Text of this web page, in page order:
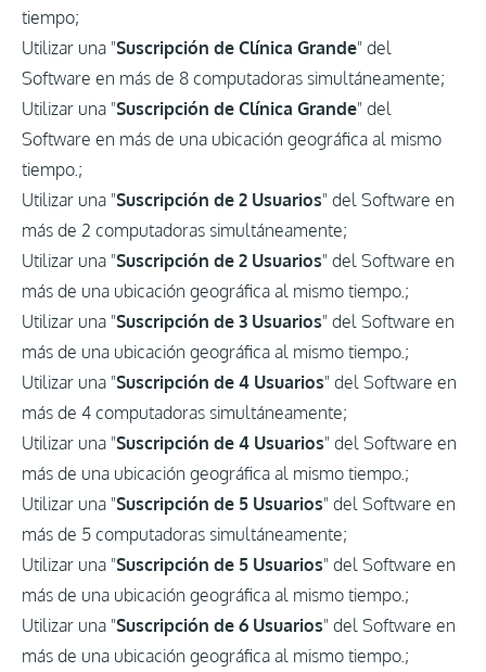
tiempo;
Utilizar una "Suscripción de Clínica Grande" del
Software en más de 8 computadoras simultáneamente;
Utilizar una "Suscripción de Clínica Grande" del
Software en más de una ubicación geográfica al mismo
tiempo.;
Utilizar una "Suscripción de 2 Usuarios" del Software en
más de 2 computadoras simultáneamente;
Utilizar una "Suscripción de 2 Usuarios" del Software en
más de una ubicación geográfica al mismo tiempo.;
Utilizar una "Suscripción de 3 Usuarios" del Software en
más de una ubicación geográfica al mismo tiempo.;
Utilizar una "Suscripción de 4 Usuarios" del Software en
más de 4 computadoras simultáneamente;
Utilizar una "Suscripción de 4 Usuarios" del Software en
más de una ubicación geográfica al mismo tiempo.;
Utilizar una "Suscripción de 5 Usuarios" del Software en
más de 5 computadoras simultáneamente;
Utilizar una "Suscripción de 5 Usuarios" del Software en
más de una ubicación geográfica al mismo tiempo.;
Utilizar una "Suscripción de 6 Usuarios" del Software en
más de una ubicación geográfica al mismo tiempo.;